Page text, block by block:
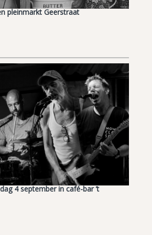
pleinmarkt Geerstraat
4 september in café-bar ’t